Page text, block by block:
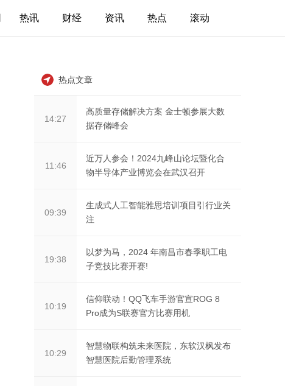
热讯 财经 资讯 热点 滚动
热点文章
14:27
高质量存储解决方案 金士顿参展大数
据存储峰会
11:46
近万人参会！2024九峰山论坛暨化合
物半导体产业博览会在武汉召开
09:39
生成式人工智能雅思培训项目引行业关
注
19:38
以梦为马，2024 年南昌市春季职工电
子竞技比赛开赛!
10:19
信仰联动！QQ飞车手游官宣ROG 8
Pro成为S联赛官方比赛用机
10:29
智慧物联构筑未来医院，东软汉枫发布
智慧医院后勤管理系统